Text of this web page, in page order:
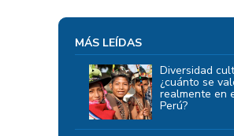
MÁS LEÍDAS
Diversidad
¿cuánto se
realmente en
Perú?